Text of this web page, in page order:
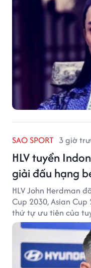
SAO SPORT 3 giờ
HLV tuyển
giải đấu hạng
HLV John Herdman
Cup 2030, Asian Cup
thứ tự ưu tiên của